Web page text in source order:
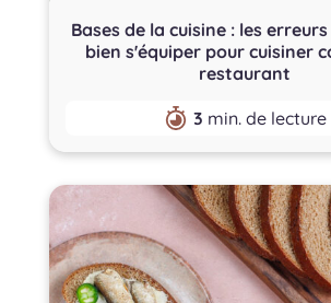
Bases de la cuisine : les
bien s'équiper pour cuisiner
restaurant
3 min. de lecture